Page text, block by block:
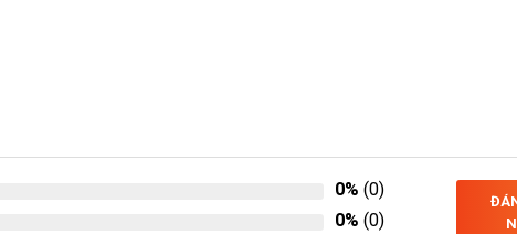
0% (0)
0% (0)